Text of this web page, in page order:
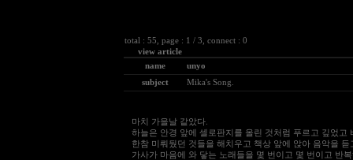
total : 55, page : 1 / 3, connect : 0
view article
name
unyo
subject
Mika's Song.
마치 가을날 같았다.
하늘은 안경 앞에 셀로판지를 올린 것처럼 푸르고 깊었고
한참 미뤄뒀던 것들을 해치우고 책상 앞에 앉아 음악을 듣
가사가 마음에 와 닿는 노래들을 몇 번이고 몇 번이고 반